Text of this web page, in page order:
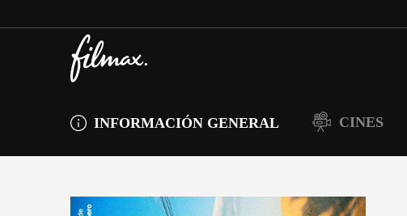
INFORMACIÓN GENERAL CINES